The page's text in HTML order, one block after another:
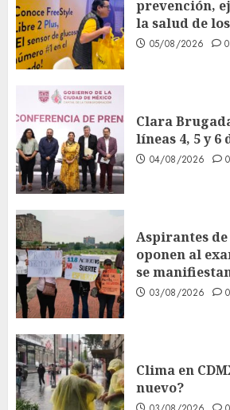
prevención,
la salud de
05/08/2026 0
Clara
líneas 4, 5 y 6
04/08/2026 0
Aspirantes de
oponen al
se
03/08/2026 0
Clima en
nuevo?